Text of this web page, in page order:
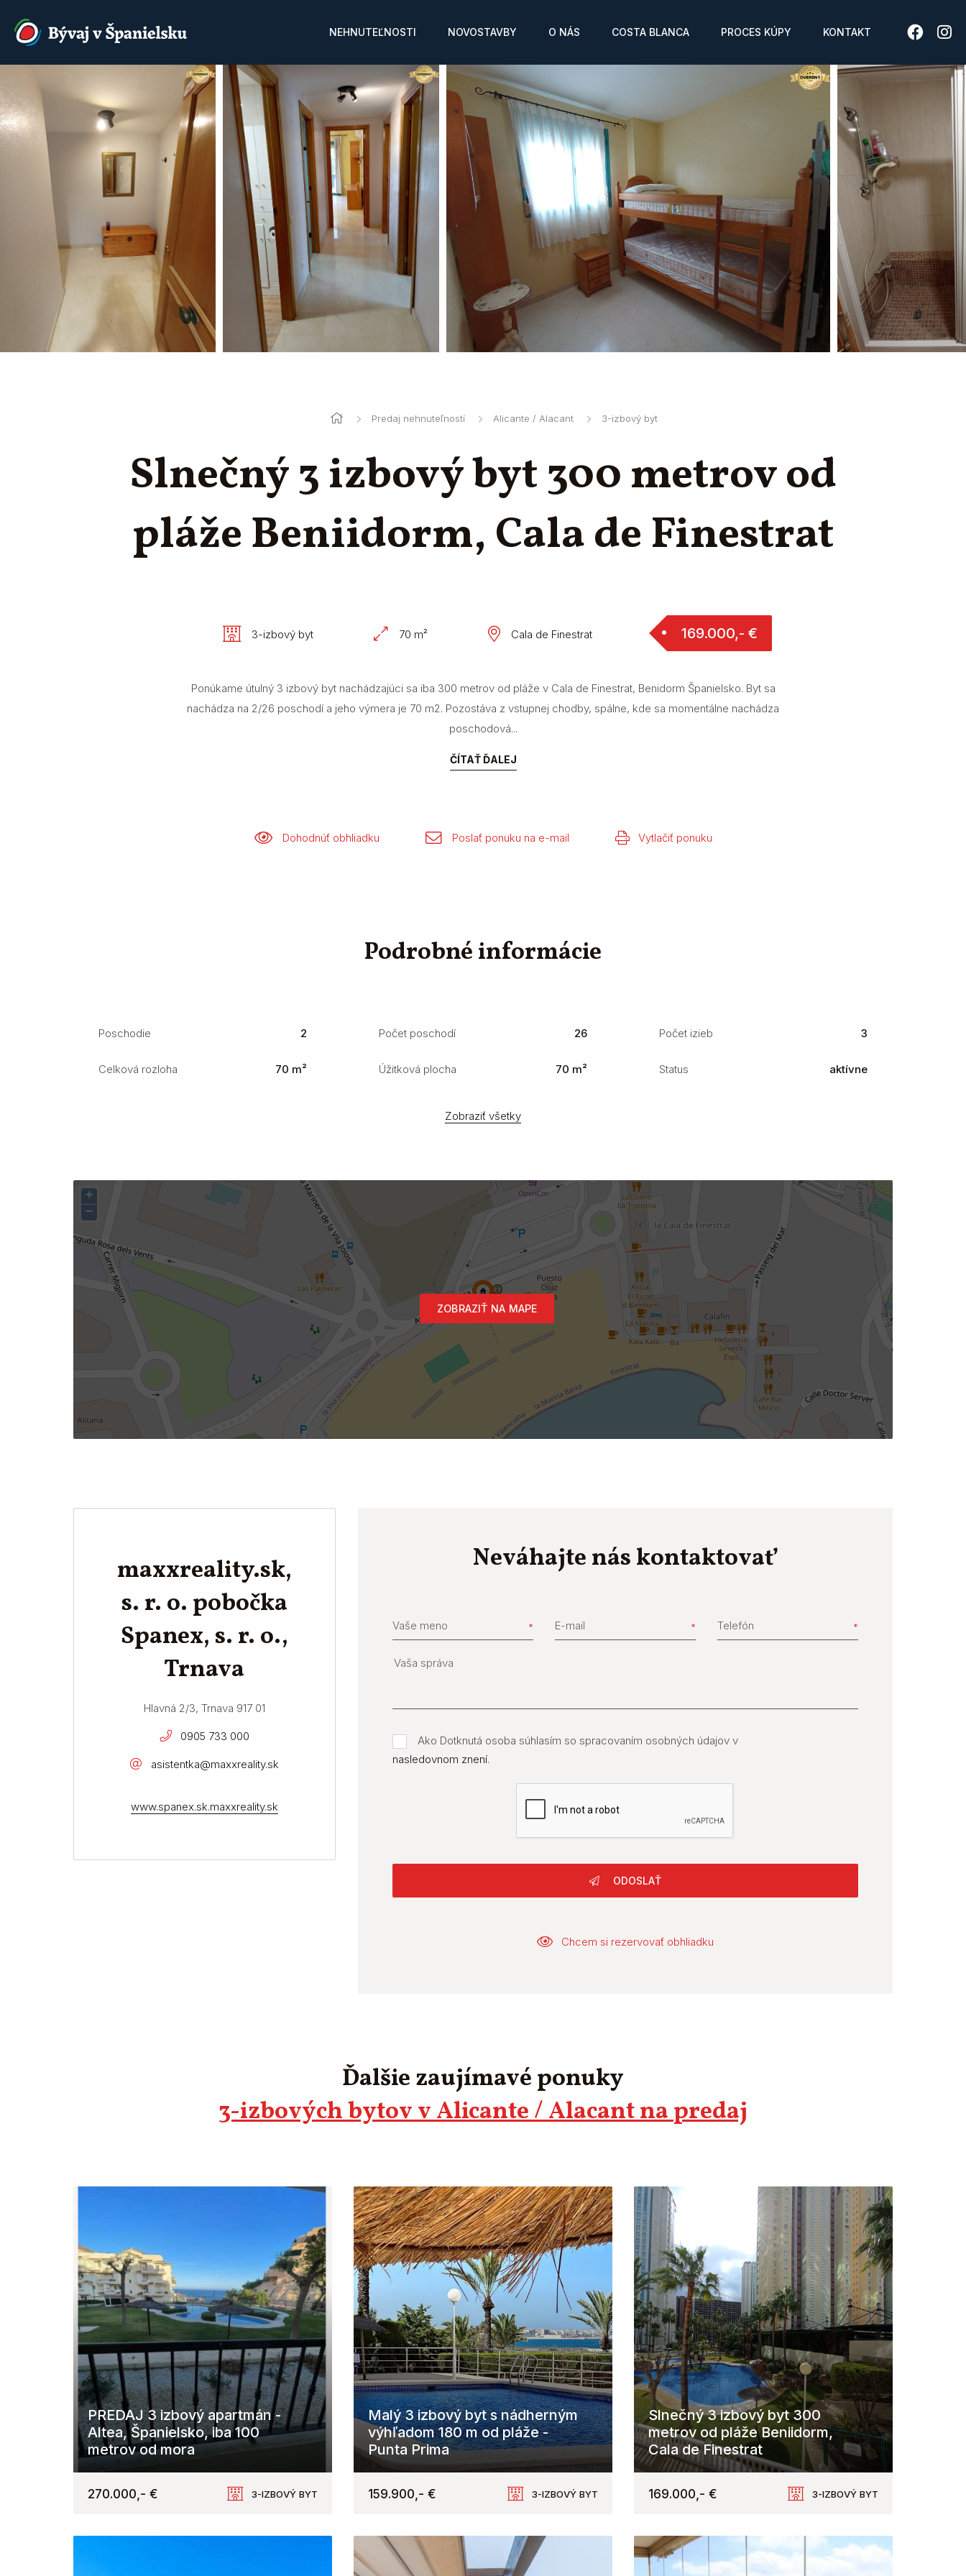
NEHNUTEĽNOSTI NOVOSTAVBY O NÁS COSTA BLANCA PROCES KÚPY KONTAKT
Predaj nehnuteľností Alicante / Alacant 3-izbový byt
Slnečný 3 izbový byt 300 metrov od
pláže Beniidorm, Cala de Finestrat
3-izbový byt 70 m² Cala de Finestrat 169.000,- €
Ponúkame útulný 3 izbový byt nachádzajúci sa iba 300 metrov od pláže v Cala de Finestrat, Benidorm Španielsko. Byt sa
nachádza na 2/26 poschodí a jeho výmera je 70 m2. Pozostáva z vstupnej chodby, spálne, kde sa momentálne nachádza
poschodová...
ČÍTAŤ ĎALEJ
Dohodnúť obhliadku Poslať ponuku na e-mail Vytlačiť ponuku
Podrobné informácie
Poschodie 2 Počet poschodí 26 Počet izieb 3
Celková rozloha 70 m² Úžitková plocha 70 m² Status aktívne
Zobraziť všetky
ZOBRAZIŤ NA MAPE
+
−
maxxreality.sk,
s. r. o. pobočka
Spanex, s. r. o.,
Trnava
Hlavná 2/3, Trnava 917 01
0905 733 000
asistentka@maxxreality.sk
www.spanex.sk.maxxreality.sk
Neváhajte nás kontaktovať
Vaše meno E-mail Telefón
Ako Dotknutá osoba súhlasím so spracovaním osobných údajov v
nasledovnom znení.
ODOSLAŤ
Chcem si rezervovať obhliadku
Ďalšie zaujímavé ponuky
3-izbových bytov v Alicante / Alacant na predaj
PREDAJ 3 izbový apartmán -
Altea, Španielsko, iba 100
metrov od mora
Altea
3-IZBOVÝ BYT
270.000,- €
Malý 3 izbový byt s nádherným
výhľadom 180 m od pláže -
Punta Prima
Torrevieja
3-IZBOVÝ BYT
159.900,- €
Slnečný 3 izbový byt 300
metrov od pláže Beniidorm,
Cala de Finestrat
Cala de Finestrat
3-IZBOVÝ BYT
169.000,- €